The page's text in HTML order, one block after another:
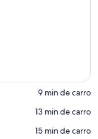
s
t
r
‪9 min de carro‬
‪13 min de carro‬
‪15 min de carro‬